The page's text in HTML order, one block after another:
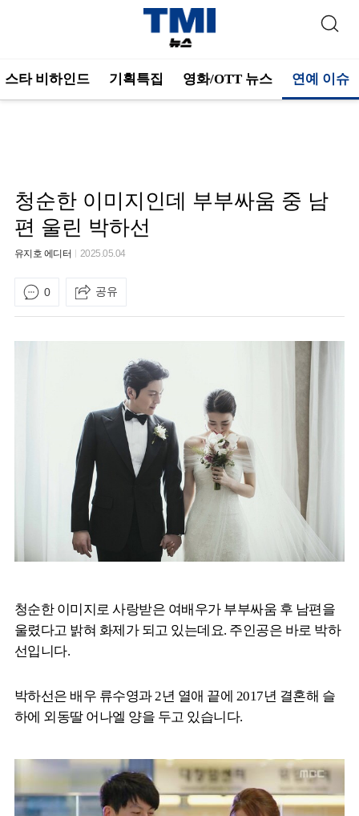
스타 비하인드 기획특집 영화/OTT 뉴스 연예 이슈
청순한 이미지인데 부부싸움 중 남
편 울린 박하선
유지호 에디터 2025.05.04
0 공유
청순한 이미지로 사랑받은 여배우가 부부싸움 후 남편을
울렸다고 밝혀 화제가 되고 있는데요. 주인공은 바로 박하
선입니다.
박하선은 배우 류수영과 2년 열애 끝에 2017년 결혼해 슬
하에 외동딸 어나엘 양을 두고 있습니다.